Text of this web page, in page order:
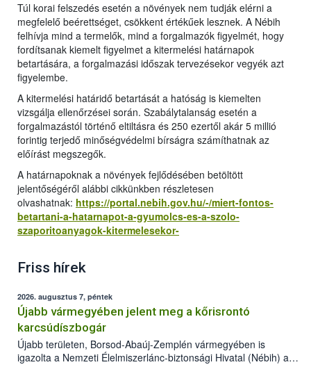
Túl korai felszedés esetén a növények nem tudják elérni a
megfelelő beérettséget, csökkent értékűek lesznek. A Nébih
felhívja mind a termelők, mind a forgalmazók figyelmét, hogy
fordítsanak kiemelt figyelmet a kitermelési határnapok
betartására, a forgalmazási időszak tervezésekor vegyék azt
figyelembe.
A kitermelési határidő betartását a hatóság is kiemelten
vizsgálja ellenőrzései során. Szabálytalanság esetén a
forgalmazástól történő eltiltásra és 250 ezertől akár 5 millió
forintig terjedő minőségvédelmi bírságra számíthatnak az
előírást megszegők.
A határnapoknak a növények fejlődésében betöltött
jelentőségéről alábbi cikkünkben részletesen
olvashatnak: https://portal.nebih.gov.hu/-/miert-fontos-
betartani-a-hatarnapot-a-gyumolcs-es-a-szolo-
szaporitoanyagok-kitermelesekor-
Friss hírek
2026. augusztus 7, péntek
Újabb vármegyében jelent meg a kőrisrontó
karcsúdíszbogár
Újabb területen, Borsod-Abaúj-Zemplén vármegyében is
igazolta a Nemzeti Élelmiszerlánc-biztonsági Hivatal (Nébih) a